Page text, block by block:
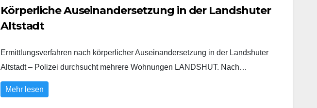
Körperliche Auseinandersetzung in der Landshuter
Altstadt
Ermittlungsverfahren nach körperlicher Auseinandersetzung in der Landshuter
Altstadt – Polizei durchsucht mehrere Wohnungen LANDSHUT. Nach…
Mehr lesen